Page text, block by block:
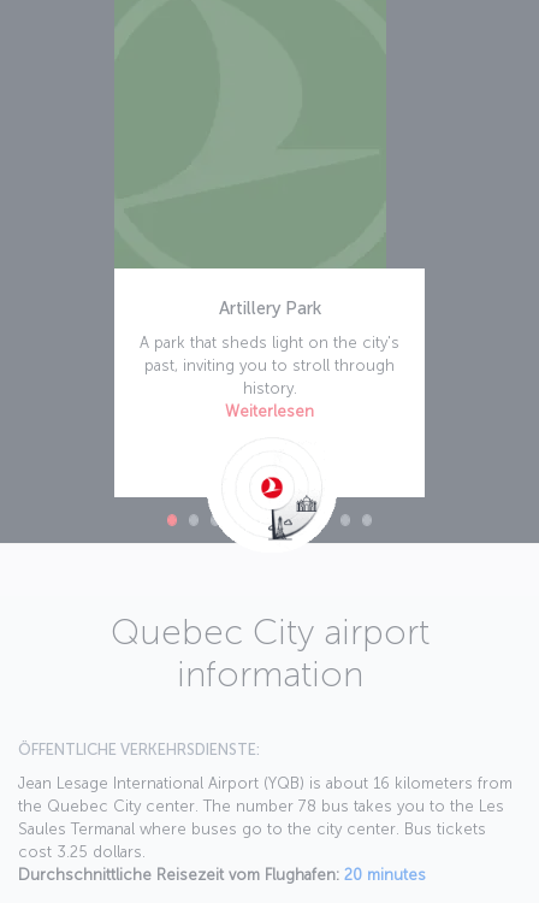
Artillery Park
A park that sheds light on the city's
past, inviting you to stroll through
history.
Weiterlesen
Quebec City airport
information
ÖFFENTLICHE VERKEHRSDIENSTE:
Jean Lesage International Airport (YQB) is about 16 kilometers from
the Quebec City center. The number 78 bus takes you to the Les
Saules Termanal where buses go to the city center. Bus tickets
cost 3.25 dollars.
Durchschnittliche Reisezeit vom Flughafen: 20 minutes